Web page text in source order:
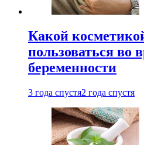
Какой
пользоваться во
беременности
3 года спустя2 года спустя